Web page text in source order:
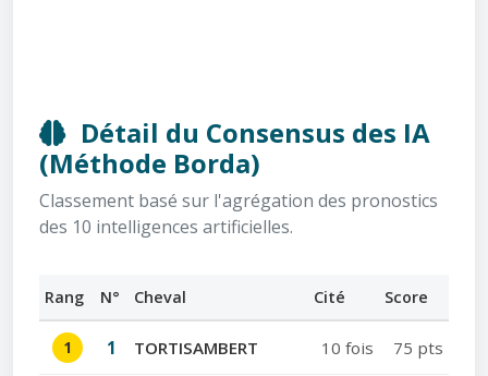
Détail du Consensus des IA
(Méthode Borda)
Classement basé sur l'agrégation des pronostics
des 10 intelligences artificielles.
Rang N° Cheval Cité Score
1 1 TORTISAMBERT 10 fois 75 pts